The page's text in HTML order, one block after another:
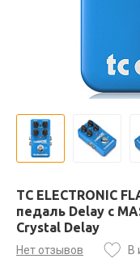
TC ELECTRONIC
педаль Delay с
Crystal Delay
Нет отзывов В